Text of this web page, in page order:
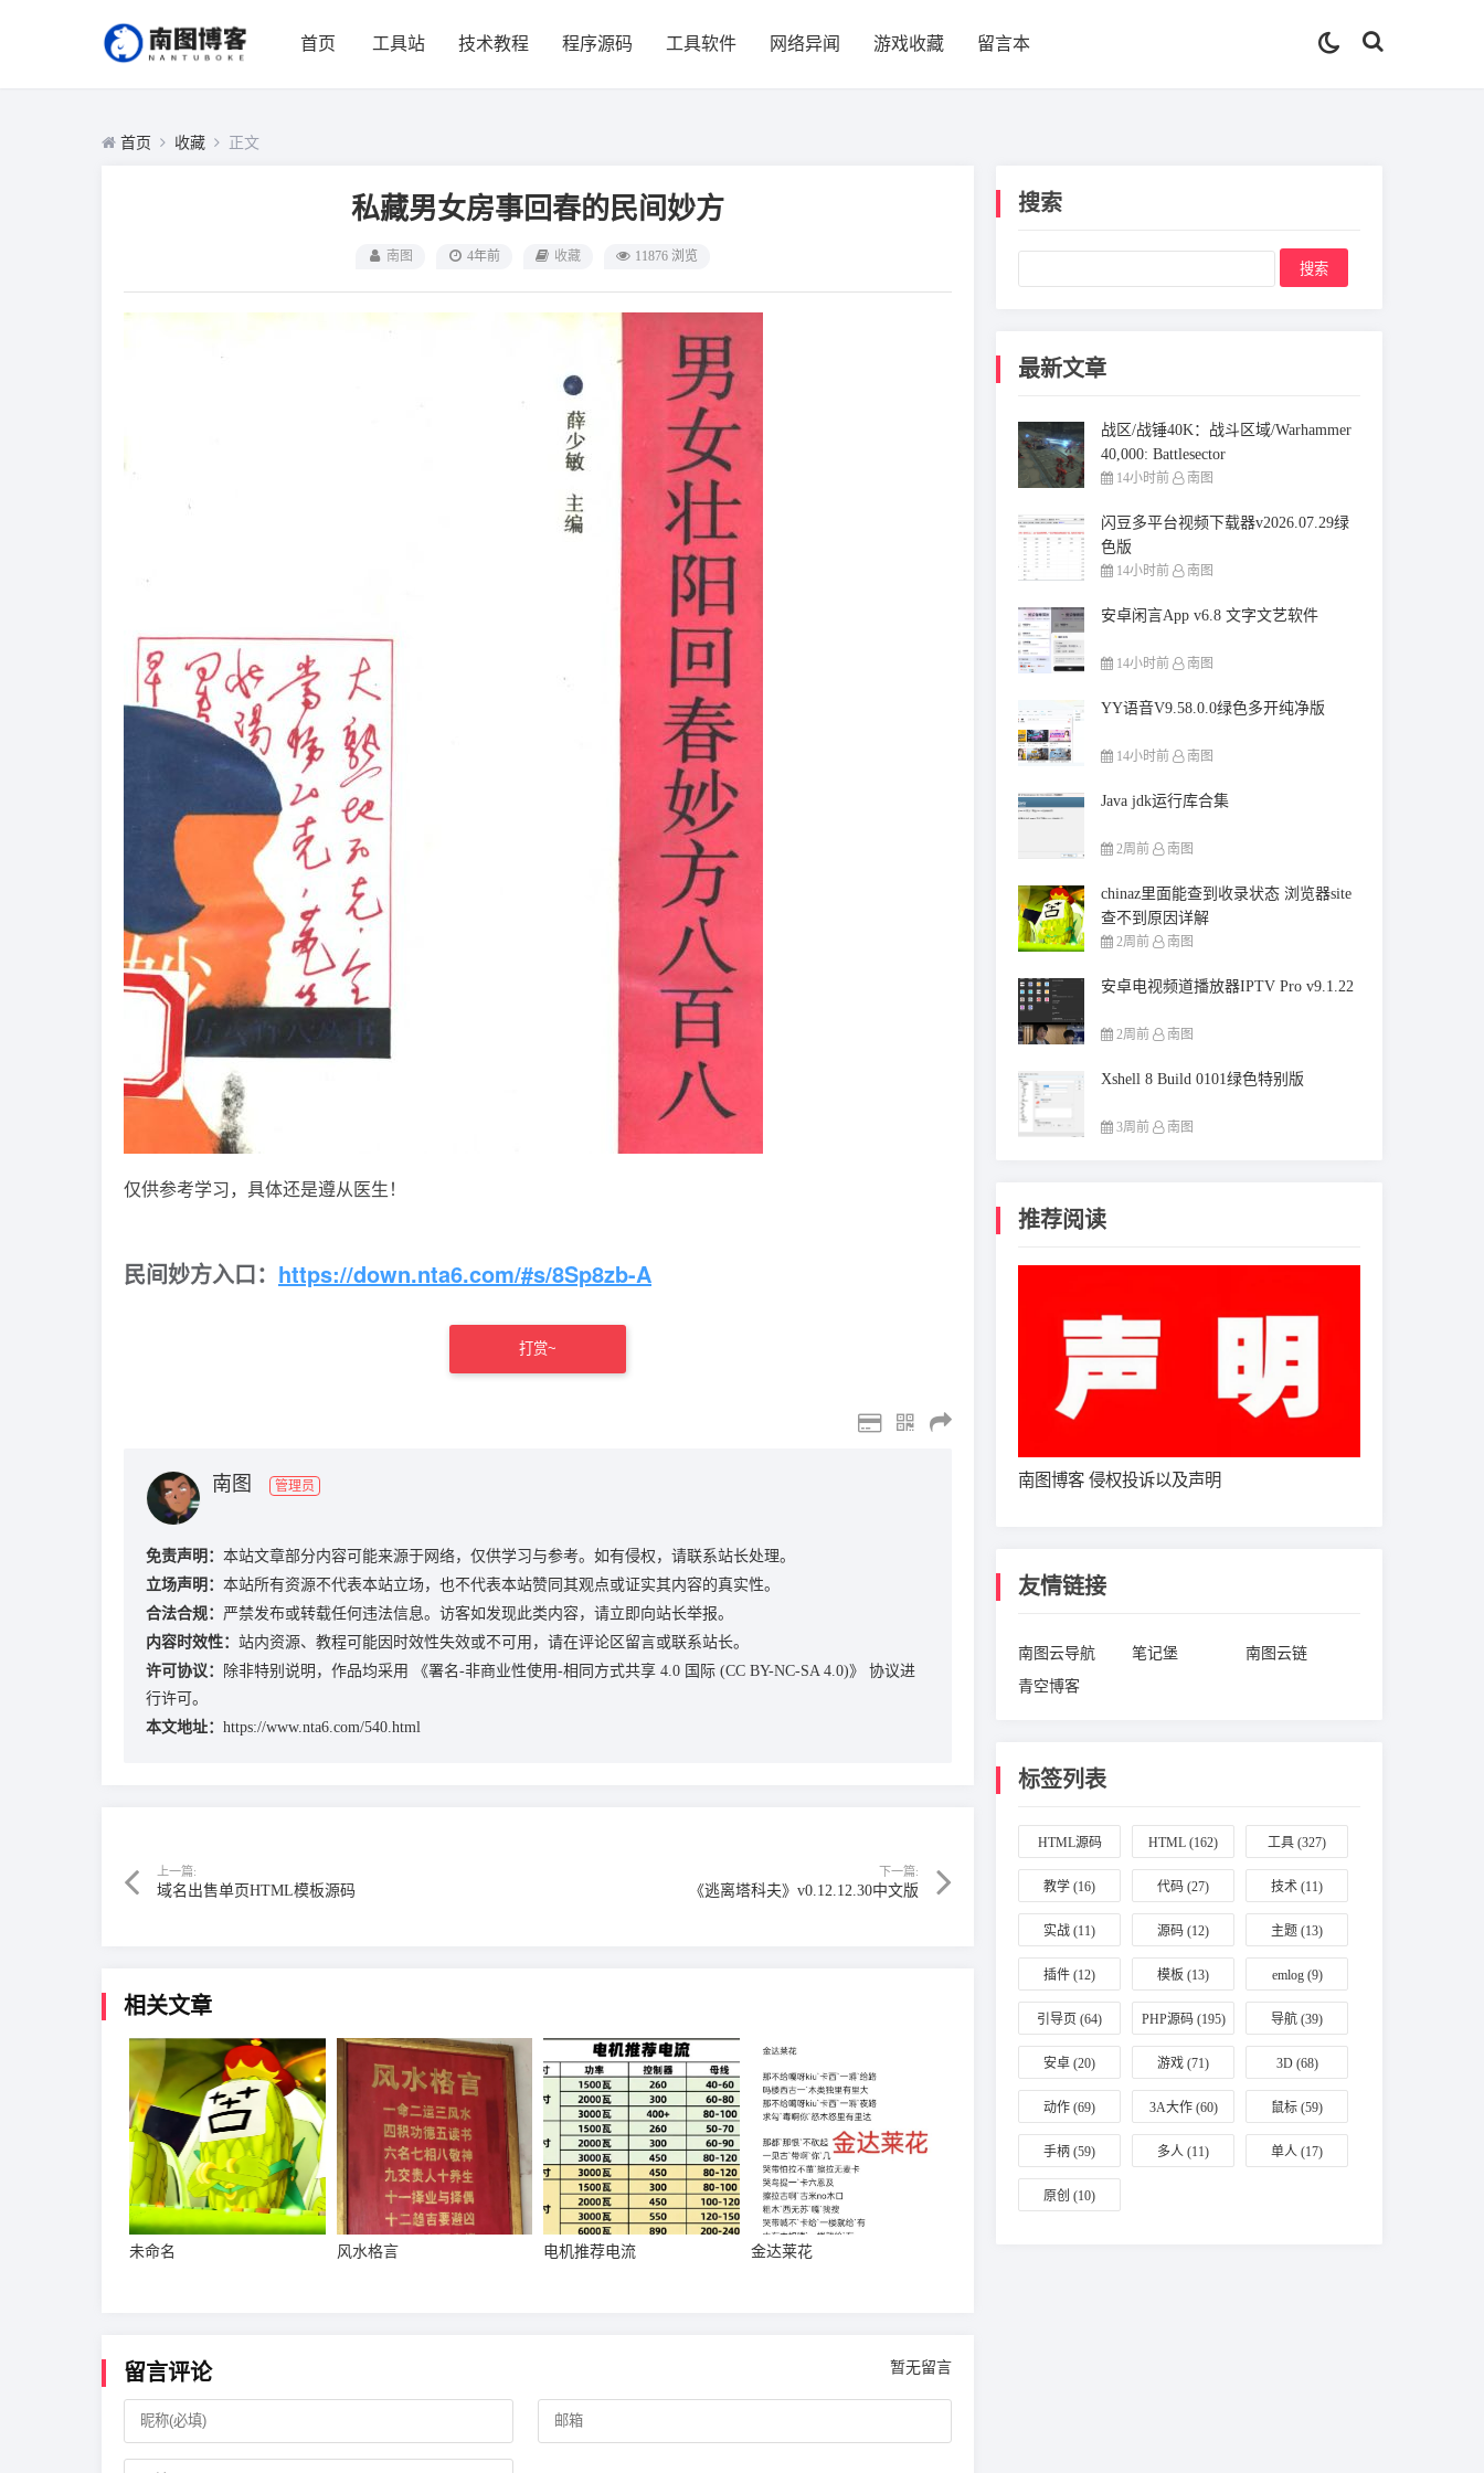
首页 工具站 技术教程 程序源码 工具软件 网络异闻 游戏收藏 留言本
首页 收藏 正文
私藏男女房事回春的民间妙方
南图 4年前 收藏 11876 浏览
仅供参考学习，具体还是遵从医生！
民间妙方入口： https://down.nta6.com/#s/8Sp8zb-A
打赏~
南图 管理员
免责声明： 本站文章部分内容可能来源于网络，仅供学习与参考。如有侵权，请联系站长处理。
立场声明： 本站所有资源不代表本站立场，也不代表本站赞同其观点或证实其内容的真实性。
合法合规： 严禁发布或转载任何违法信息。访客如发现此类内容，请立即向站长举报。
内容时效性： 站内资源、教程可能因时效性失效或不可用，请在评论区留言或联系站长。
许可协议：
除非特别说明，作品均采用 《署名-非商业性使用-相同方式共享 4.0 国际 (CC BY-NC-SA 4.0)》
协议进
行许可。
本文地址： https://www.nta6.com/540.html
上一篇:
域名出售单页HTML模板源码
下一篇:
《逃离塔科夫》v0.12.12.30中文版
相关文章
未命名 风水格言 电机推荐电流 金达莱花
留言评论 暂无留言
搜索
最新文章
战区/战锤40K：战斗区域/Warhammer
40,000: Battlesector
14小时前 南图
闪豆多平台视频下载器v2026.07.29绿
色版
14小时前 南图
安卓闲言App v6.8 文字文艺软件
14小时前 南图
YY语音V9.58.0.0绿色多开纯净版
14小时前 南图
Java jdk运行库合集
2周前 南图
chinaz里面能查到收录状态 浏览器site
查不到原因详解
2周前 南图
安卓电视频道播放器IPTV Pro v9.1.22
2周前 南图
Xshell 8 Build 0101绿色特别版
3周前 南图
推荐阅读
南图博客 侵权投诉以及声明
友情链接
南图云导航 笔记堡
南图云链
青空博客
标签列表
HTML源码
(164)
HTML (162) 工具 (327)
教学 (16) 代码 (27) 技术 (11)
实战 (11) 源码 (12) 主题 (13)
插件 (12) 模板 (13) emlog(9)
引导页 (64) PHP源码(195) 导航 (39)
安卓 (20) 游戏 (71) 3D(68)
动作 (69) 3A大作(60) 鼠标 (59)
手柄 (59) 多人 (11) 单人 (17)
原创 (10)